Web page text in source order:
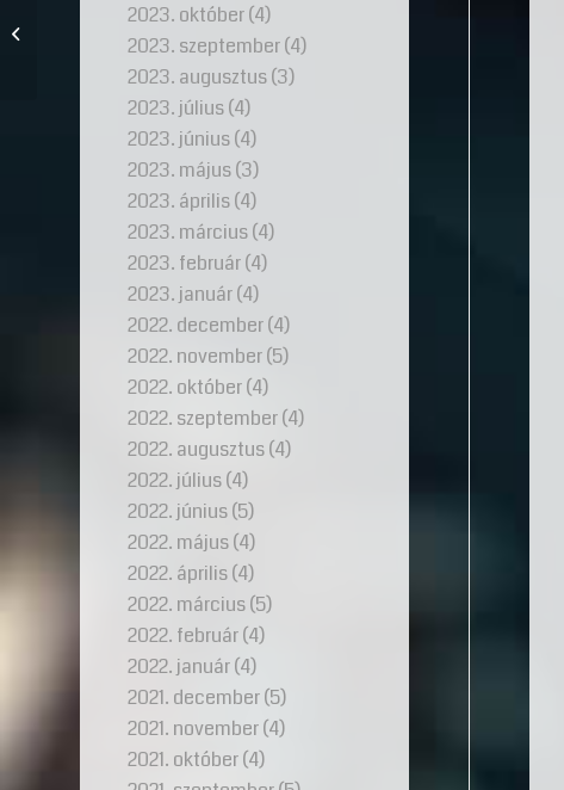
2023. október(4)
2023. szeptember(4)
2023. augusztus(3)
2023. július(4)
2023. június(4)
2023. május(3)
2023. április(4)
2023. március(4)
2023. február(4)
2023. január(4)
2022. december(4)
2022. november(5)
2022. október(4)
2022. szeptember(4)
2022. augusztus(4)
2022. július(4)
2022. június(5)
2022. május(4)
2022. április(4)
2022. március(5)
2022. február(4)
2022. január(4)
2021. december(5)
2021. november(4)
2021. október(4)
Közeleg a karácsony